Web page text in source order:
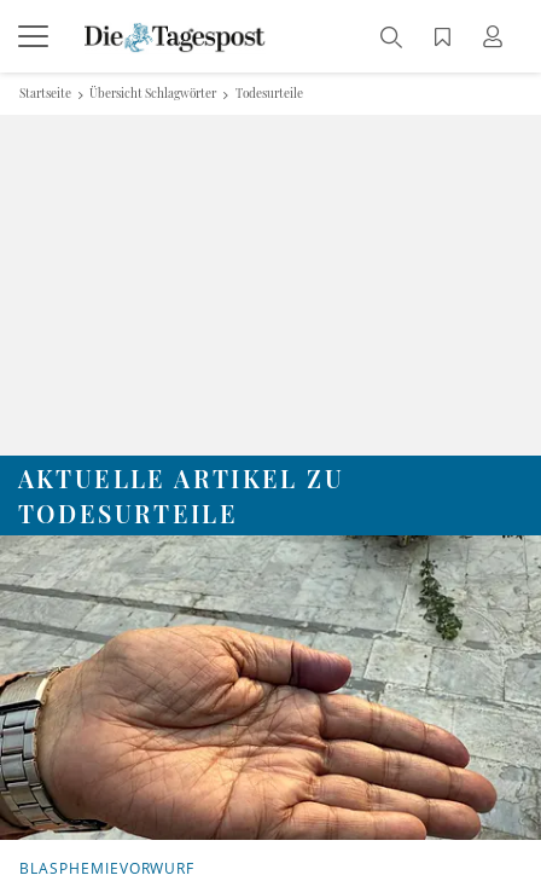
Startseite Übersicht Schlagwörter Todesurteile
AKTUELLE ARTIKEL ZU
TODESURTEILE
BLASPHEMIEVORWURF